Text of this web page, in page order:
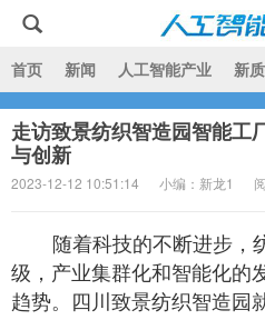
人工智能技术
首页 新闻 人工智能产业 新
走访致景纺织智造园智能工
与创新
2023-12-12 10:51:14 小编：新龙1
随着科技的不断进步，
级，产业集群化和智能化的
趋势。四川致景纺织智造园